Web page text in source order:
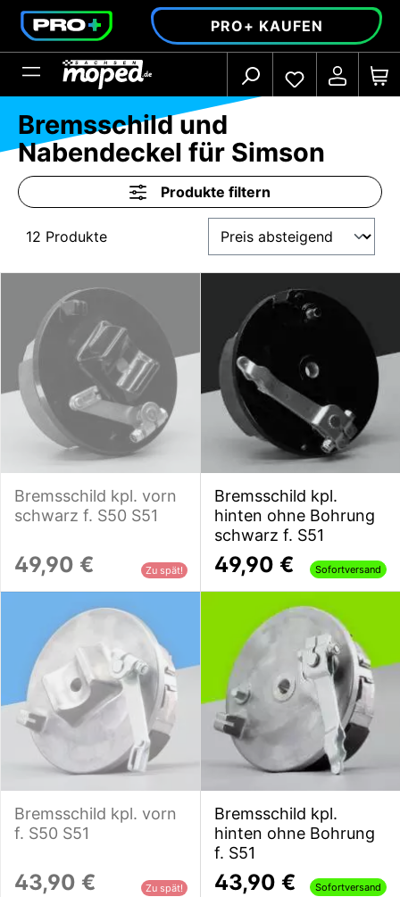
springen PRO+ KAUFEN
Bremsschild und
Nabendeckel für Simson
Produkte filtern
12 Produkte
Bremsschild kpl. vorn
schwarz f. S50 S51
49,90 € Zu spät!
Bremsschild kpl.
hinten ohne Bohrung
schwarz f. S51
49,90 € Sofortversand
Bremsschild kpl. vorn
f. S50 S51
43,90 € Zu spät!
Bremsschild kpl.
hinten ohne Bohrung
f. S51
43,90 € Sofortversand